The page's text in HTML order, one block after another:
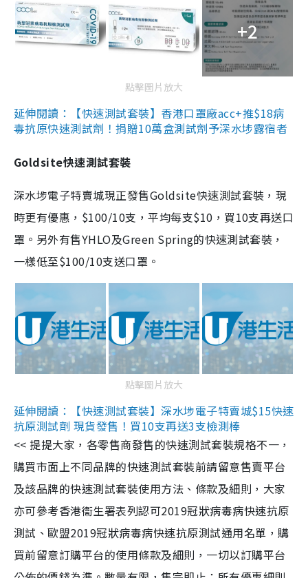
+2
點擊圖片放大
延伸閱讀：【快速測試套裝】香港口罩廠acc+推$18病
毒抗原快速測試劑！捐贈10萬盒測試劑予深水埗露宿者
Goldsite快速測試套裝
深水埗電子特賣城現正發售Goldsite快速測試套裝，現
時更有優惠，$100/10支，平均每支$10，買10支再送口
罩。另外有售YHLO及Green Spring的快速測試套裝，
一樣低至$100/10支送口罩。
點擊圖片放大
延伸閱讀：【快速測試套裝】深水埗電子特賣城$15快速
抗原測試劑 現貨發售！買10支再送3支檢測棒
<< 提提大家，各零售商發售的快速測試套裝規格不一，
購買市面上不同品牌的快速測試套裝前請留意售賣平台
及該品牌的快速測試套裝使用方法、條款及細則，大家
亦可參考香港衞生署表列認可2019冠狀病毒病快速抗原
測試、歐盟2019冠狀病毒病快速抗原測試通用名單，購
買前留意訂購平台的使用條款及細則，一切以訂購平台